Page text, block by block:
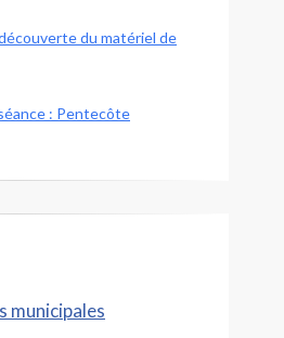
du matériel de
: Pentecôte
municipales